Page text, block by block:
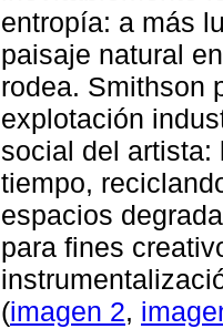
entropía: a más
paisaje natural
rodea. Smithson
explotación
social del artista:
tiempo,
espacios
para fines
(imagen 2,